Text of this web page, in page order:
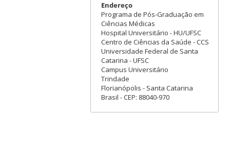
Endereço
Programa de Pós-Graduação em
Ciências Médicas
Hospital Universitário - HU/UFSC
Centro de Ciências da Saúde - CCS
Universidade Federal de Santa
Catarina - UFSC
Campus Universitário
Trindade
Florianópolis - Santa Catarina
Brasil - CEP: 88040-970